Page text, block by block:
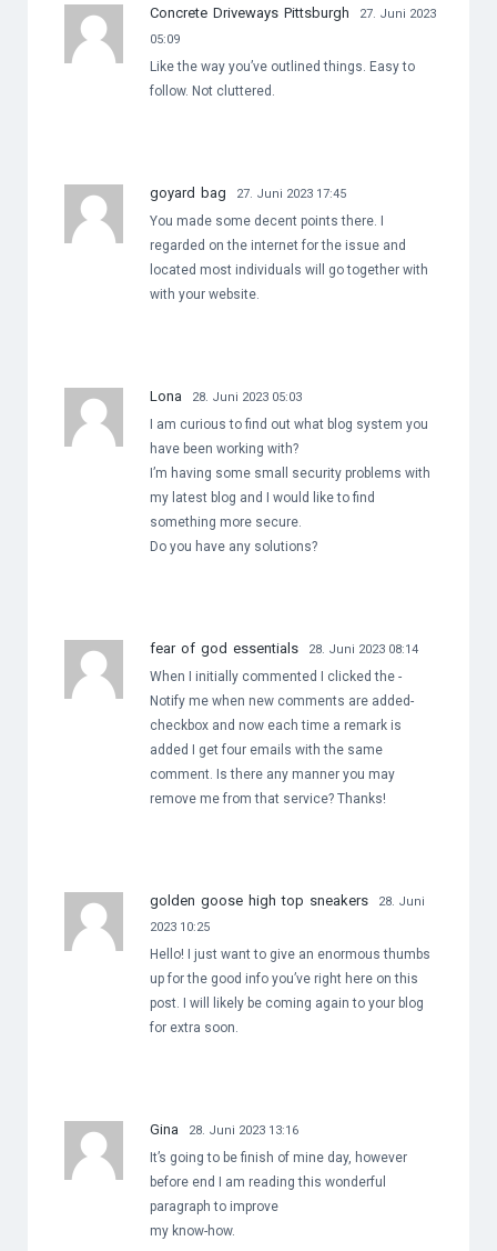
Concrete Driveways Pittsburgh
27. Juni 2023
05:09
Like the way you’ve outlined things. Easy to
follow. Not cluttered.
goyard bag 27. Juni 2023 17:45
You made some decent points there. I
regarded on the internet for the issue and
located most individuals will go together with
with your website.
Lona 28. Juni 2023 05:03
I am curious to find out what blog system you
have been working with?
I’m having some small security problems with
my latest blog and I would like to find
something more secure.
Do you have any solutions?
fear of god essentials 28. Juni 2023 08:14
When I initially commented I clicked the -
Notify me when new comments are added-
checkbox and now each time a remark is
added I get four emails with the same
comment. Is there any manner you may
remove me from that service? Thanks!
golden goose high top sneakers
28. Juni
2023 10:25
Hello! I just want to give an enormous thumbs
up for the good info you’ve right here on this
post. I will likely be coming again to your blog
for extra soon.
Gina 28. Juni 2023 13:16
It’s going to be finish of mine day, however
before end I am reading this wonderful
paragraph to improve
my know-how.